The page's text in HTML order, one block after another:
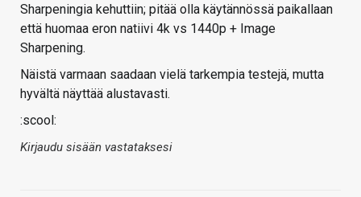
Sharpeningia kehuttiin; pitää olla käytännössä paikallaan
että huomaa eron natiivi 4k vs 1440p + Image
Sharpening.
Näistä varmaan saadaan vielä tarkempia testejä, mutta
hyvältä näyttää alustavasti.
:scool:
Kirjaudu sisään vastataksesi